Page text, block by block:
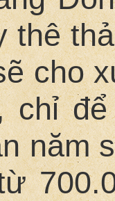
thê
cho
chỉ
năm